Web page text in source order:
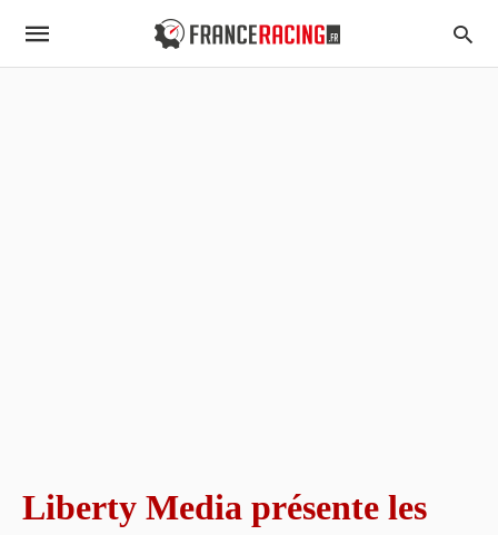
Liberty Media présente les